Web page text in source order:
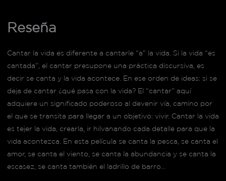
Reseña
Cantar la vida es diferente a cantarle “a” la vida. Si la vida “es
cantada”, el cantar presupone una práctica discursiva, es
decir se canta y la vida acontece. En ese orden de ideas: si se
deja de cantar ¿qué pasa con la vida? El “cantar” aquí
adquiere un significado poderoso al devenir vía, camino por
el que se transita para llegar a un objetivo: vivir. Cantar la vida
es tejer la vida, crearla, ir hilvanando cada detalle para que la
vida acontezca. En esta película se canta la pesca, se canta el
amor, se canta el viento, se canta la abundancia y se canta la
escasez, se canta también el ladrillo de barro…